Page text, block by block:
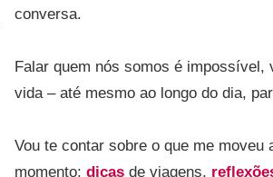
conversa.
Falar quem nós somos é impossível,
vida – até mesmo ao longo do dia,
Vou te contar sobre o que me
momento: dicas de viagens,